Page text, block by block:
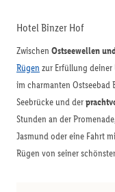
Hotel Binzer Hof
Zwischen Ostseewellen
Rügen zur Erfüllung
im charmanten Ostseebad
Seebrücke und der
Stunden an der
Jasmund oder eine Fahrt
Rügen von seiner